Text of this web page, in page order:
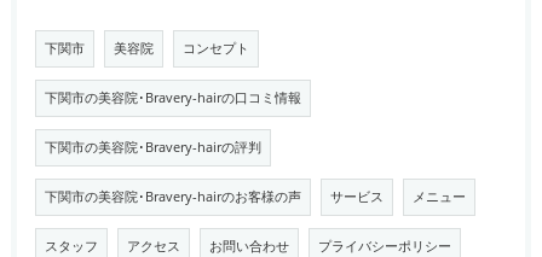
下関市 美容院 コンセプト
下関市の美容院･Bravery-hairの口コミ情報
下関市の美容院･Bravery-hairの評判
下関市の美容院･Bravery-hairのお客様の声 サービス メニュー
スタッフ アクセス お問い合わせ プライバシーポリシー